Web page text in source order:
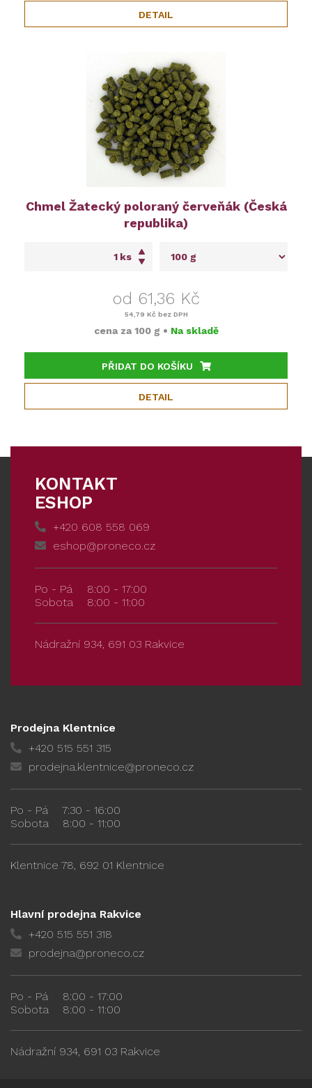
DETAIL
Chmel Žatecký poloraný červeňák (Česká
republika)
ks
od 61,36 Kč
54,79 Kč bez DPH
cena za 100 g • Na skladě
PŘIDAT DO KOŠÍKU
DETAIL
KONTAKT
ESHOP
+420 608 558 069
eshop@proneco.cz
Po - Pá
8:00 - 17:00
Sobota
8:00 - 11:00
Nádražní 934, 691 03 Rakvice
Prodejna Klentnice
+420 515 551 315
prodejna.klentnice@proneco.cz
Po - Pá
7:30 - 16:00
Sobota
8:00 - 11:00
Klentnice 78, 692 01 Klentnice
Hlavní prodejna Rakvice
+420 515 551 318
prodejna@proneco.cz
Po - Pá
8:00 - 17:00
Sobota
8:00 - 11:00
Nádražní 934, 691 03 Rakvice